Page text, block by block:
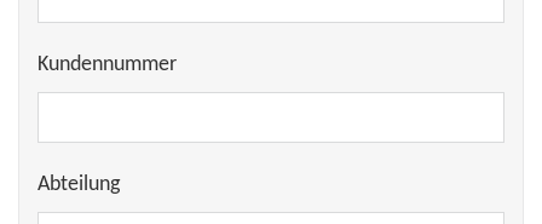
Kundennummer
Abteilung